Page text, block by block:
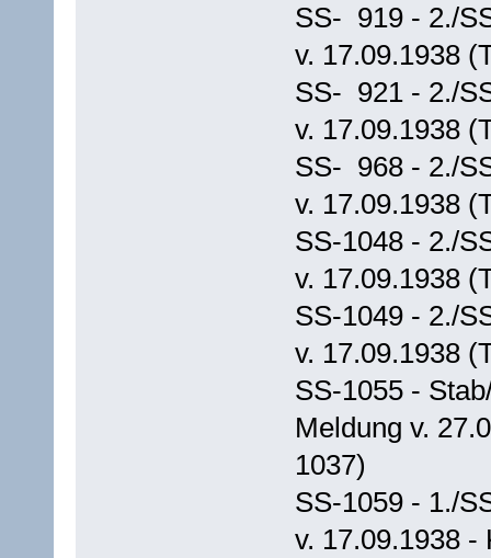
SS- 919 - 2./
v. 17.09.1938
SS- 921 - 2./
v. 17.09.1938
SS- 968 - 2./
v. 17.09.1938
SS-1048 - 2./
v. 17.09.1938
SS-1049 - 2./
v. 17.09.1938
SS-1055 -
Meldung v.
1037)
SS-1059 - 1./
v. 17.09.1938 -